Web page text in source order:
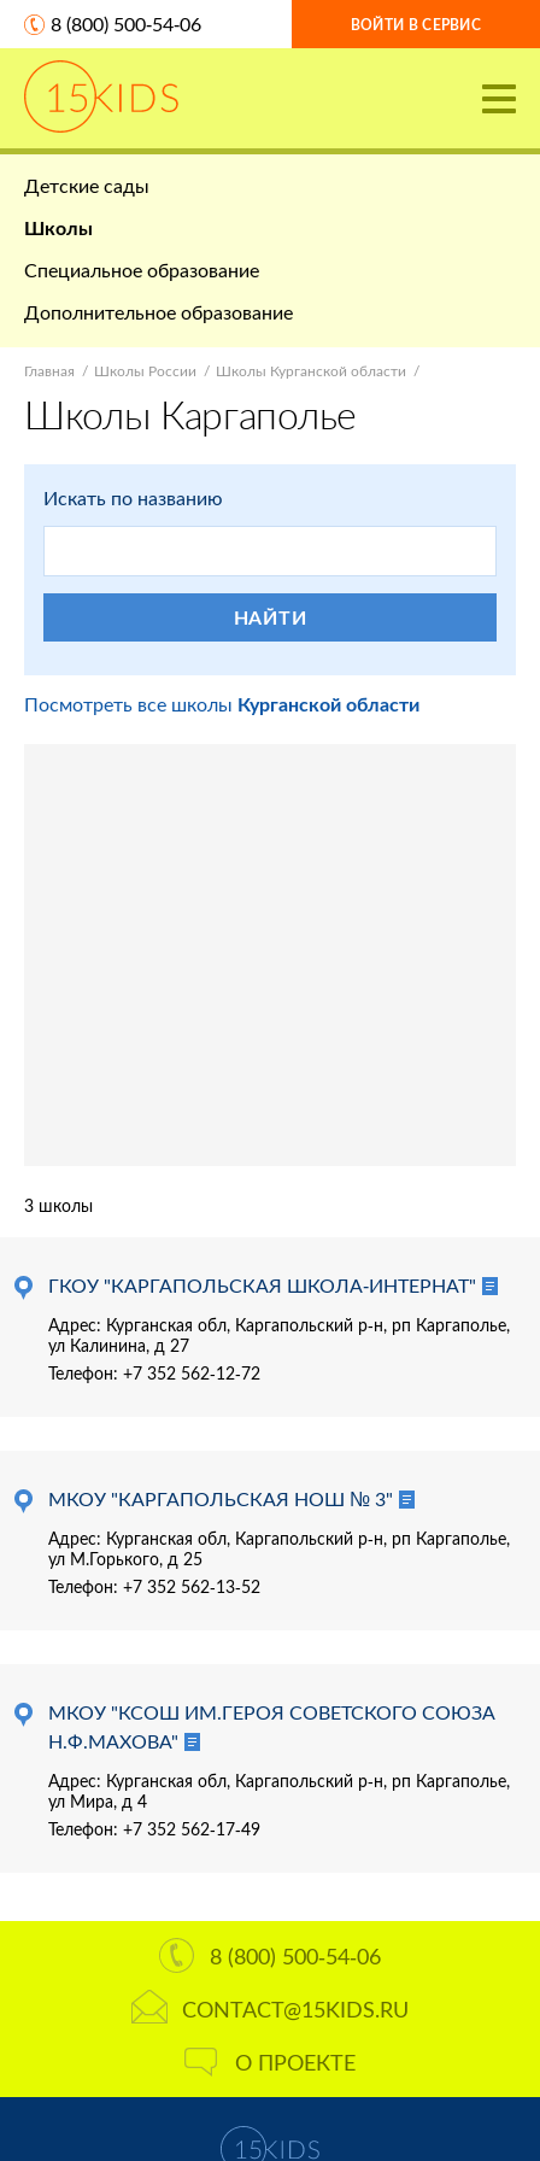
8 (800) 500-54-06 ВОЙТИ В СЕРВИС
Детские сады
Школы
Специальное образование
Дополнительное образование
Главная Школы России Школы Курганской области
Школы Каргаполье
Искать по названию
НАЙТИ
Посмотреть все школы Курганской области
3 школы
ГКОУ "КАРГАПОЛЬСКАЯ ШКОЛА-ИНТЕРНАТ"
Адрес: Курганская обл, Каргапольский р-н, рп Каргаполье,
ул Калинина, д 27
Телефон: +7 352 562-12-72
МКОУ "КАРГАПОЛЬСКАЯ НОШ № 3"
Адрес: Курганская обл, Каргапольский р-н, рп Каргаполье,
ул М.Горького, д 25
Телефон: +7 352 562-13-52
МКОУ "КСОШ ИМ.ГЕРОЯ СОВЕТСКОГО СОЮЗА
Н.Ф.МАХОВА"
Адрес: Курганская обл, Каргапольский р-н, рп Каргаполье,
ул Мира, д 4
Телефон: +7 352 562-17-49
8 (800) 500-54-06
CONTACT@15KIDS.RU
О ПРОЕКТЕ